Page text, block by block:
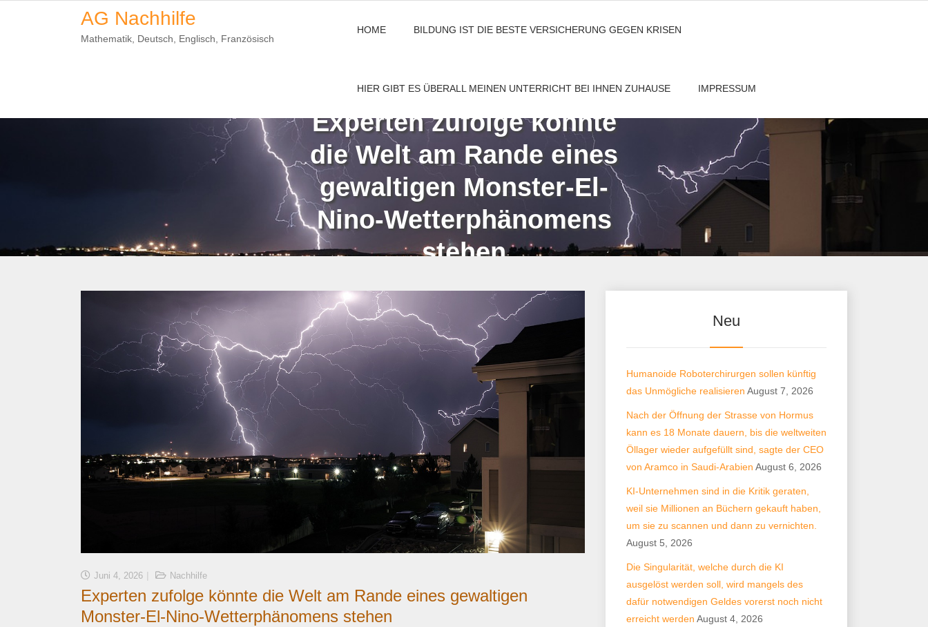
AG Nachhilfe
Mathematik, Deutsch, Englisch, Französisch
HOME BILDUNG IST DIE BESTE VERSICHERUNG GEGEN KRISEN
HIER GIBT ES ÜBERALL MEINEN UNTERRICHT BEI IHNEN ZUHAUSE IMPRESSUM
Experten zufolge könnte
die Welt am Rande eines
gewaltigen Monster-El-
Nino-Wetterphänomens
stehen
Juni 4, 2026 Nachhilfe
Experten zufolge könnte die Welt am Rande eines gewaltigen
Monster-El-Nino-Wetterphänomens stehen
Neu
Humanoide Roboterchirurgen sollen künftig
das Unmögliche realisieren August 7, 2026
Nach der Öffnung der Strasse von Hormus
kann es 18 Monate dauern, bis die weltweiten
Öllager wieder aufgefüllt sind, sagte der CEO
von Aramco in Saudi-Arabien August 6, 2026
KI-Unternehmen sind in die Kritik geraten,
weil sie Millionen an Büchern gekauft haben,
um sie zu scannen und dann zu vernichten.
August 5, 2026
Die Singularität, welche durch die KI
ausgelöst werden soll, wird mangels des
dafür notwendigen Geldes vorerst noch nicht
erreicht werden August 4, 2026